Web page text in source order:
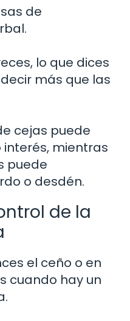
de
lo que dices
más que las
cejas puede
mientras
puede
o desdén.
de la
el ceño o en
cuando hay un